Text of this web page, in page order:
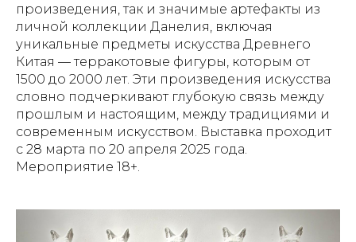
произведения, так и значимые артефакты из
личной коллекции Данелия, включая
уникальные предметы искусства Древнего
Китая — терракотовые фигуры, которым от
1500 до 2000 лет. Эти произведения искусства
словно подчеркивают глубокую связь между
прошлым и настоящим, между традициями и
современным искусством. Выставка проходит
с 28 марта по 20 апреля 2025 года.
Мероприятие 18+.